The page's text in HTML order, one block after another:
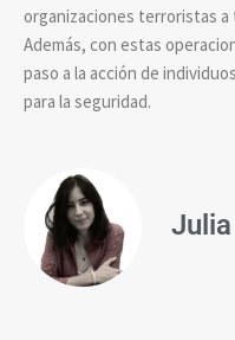
organizaciones terroristas a
Además, con estas
paso a la acción de
para la seguridad.